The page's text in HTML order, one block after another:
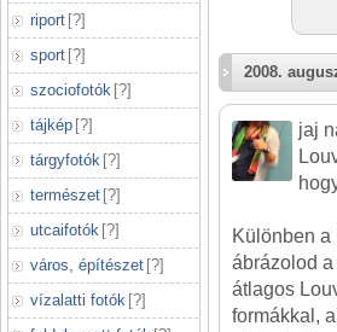
riport [?]
sport [?]
szociofotók [?]
tájkép [?]
tárgyfotók [?]
természet [?]
utcaifotók [?]
város, építészet [?]
vízalatti fotók [?]
2008.
jaj
Különben a
ábrázolod
átlagos
formákkal,